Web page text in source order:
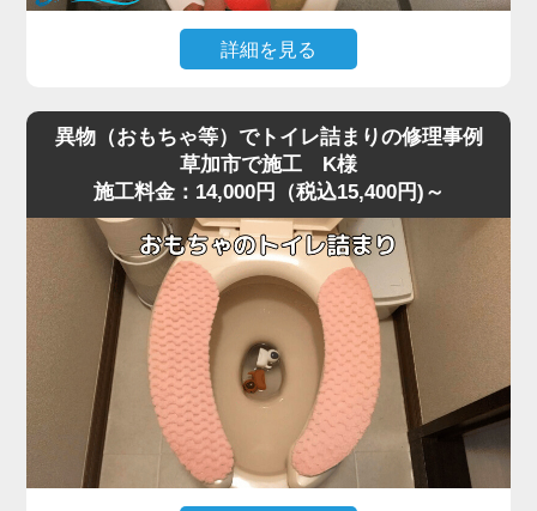
め、便器を一度取り外して内部の閉塞箇所に直接アクセス
する方法を選択しました。
便器を脱着し、排水路の奥を確認すると、大きく膨れた猫
位置で塞いでいました。
固まりを丁寧に除去し、排水管内部も確認したうえで通水
テストを実施すると、問題なく排水が流れる状態に戻りま
した。
作業後、お客様には「流せると書かれている猫砂でも、実
際には詰まりやすい」「トイレに流さずゴミとして処理す
る方が安全」といった再発防止のポイントをお伝えしまし
猫砂の詰まりは便器内部の奥で固まるケースが多く、便器
脱着が必要になる重度詰まりとして非常に多いトラブルで
詳細を見る
流したところ水位がみるみる上昇し、まったく流れなくな
ったというご相談がありました。
現場に伺って状況を確認すると、便器の奥で胃内容物と食
べカスが固まり、節水型トイレ特有の弱い排水圧では奥へ
流れきらず、S字奥で完全に滞留している状態でした。
こうした嘔吐物の詰まりは表面では見えず、内部の奥深く
で団子状になって固まるため、ラバーカップではほとんど
動かないことが多いです。
今回のケースは草加市の住宅で、排水管の角度が少し急だ
ったことも影響して詰まりが強固になっていました。
改善には業務用の高圧ポンプを使用し、便器内部の閉塞部
分に向けて圧力を段階的に加えて作業を実施しました。
急激な圧力は逆流を招くため負荷を確認しながら慎重に加
異物（おもちゃ等）でトイレ詰まりの修理事例
草加市で施工 K様
施工料金：14,000円（税込15,400円)～